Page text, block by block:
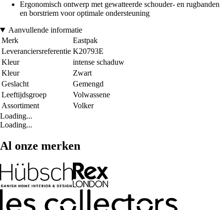
Ergonomisch ontwerp met gewatteerde schouder- en rugbanden
en borstriem voor optimale ondersteuning
Aanvullende informatie
Merk
Eastpak
Leveranciersreferentie K20793E
Kleur
intense schaduw
Kleur
Zwart
Geslacht
Gemengd
Leeftijdsgroep
Volwassene
Assortiment
Volker
Loading...
Loading...
Al onze merken